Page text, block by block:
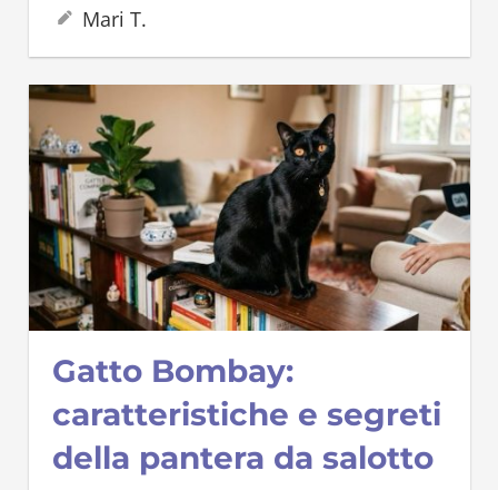
11 Giugno 2026
Mari T.
Gatto Bombay:
caratteristiche e segreti
della pantera da salotto